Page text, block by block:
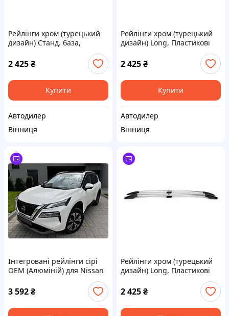
Рейлінги хром (турецький
дизайн) Станд. база,
Пластикові ніжки для Opel
Combo 2019- рр
2 425₴
Купити
Автодилер
Вінниця
Рейлінги хром (турецький
дизайн) Long, Пластикові
ніжки для Opel Combo 2019-
рр
2 425₴
Купити
Автодилер
Вінниця
Інтегровані рейлінги сірі
OEM (Алюміній) для Nissan
X-trail T33/Rogue 2022- рр
3 592₴
Рейлінги хром (турецький
дизайн) Long, Пластикові
Partner/Rifter 2019- рр
2 425₴